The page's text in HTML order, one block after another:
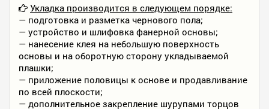
Укладка производится в следующем порядке:
— подготовка и разметка чернового пола;
— устройство и шлифовка фанерной основы;
— нанесение клея на небольшую поверхность
основы и на оборотную сторону укладываемой
плашки;
— приложение половицы к основе и продавливание
по всей плоскости;
— дополнительное закрепление шурупами торцов